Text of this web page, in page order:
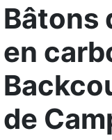
Bâtons
en
de